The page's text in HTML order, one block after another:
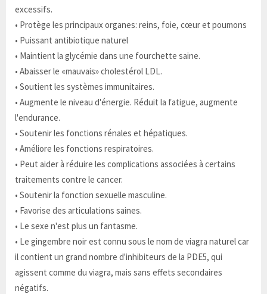
excessifs.
• Protège les principaux organes: reins, foie, cœur et poumons
• Puissant antibiotique naturel
• Maintient la glycémie dans une fourchette saine.
• Abaisser le «mauvais» cholestérol LDL.
• Soutient les systèmes immunitaires.
• Augmente le niveau d'énergie. Réduit la fatigue, augmente
l'endurance.
• Soutenir les fonctions rénales et hépatiques.
• Améliore les fonctions respiratoires.
• Peut aider à réduire les complications associées à certains
traitements contre le cancer.
• Soutenir la fonction sexuelle masculine.
• Favorise des articulations saines.
• Le sexe n'est plus un fantasme.
• Le gingembre noir est connu sous le nom de viagra naturel car
il contient un grand nombre d'inhibiteurs de la PDE5, qui
agissent comme du viagra, mais sans effets secondaires
négatifs.